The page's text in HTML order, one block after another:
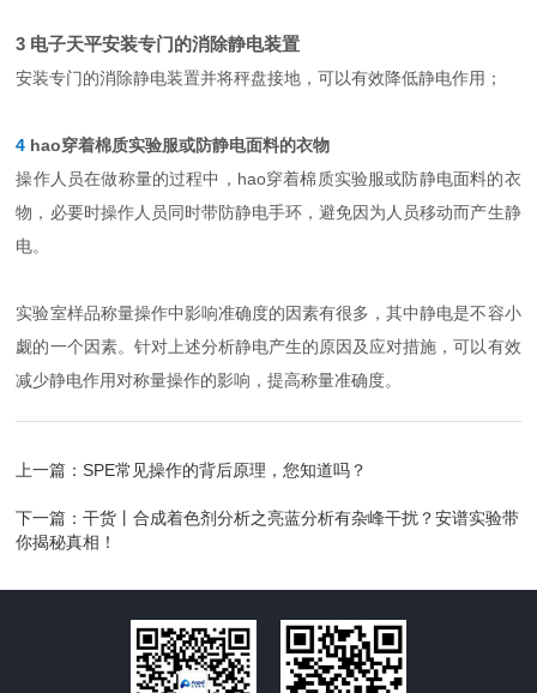
3 电子天平安装专门的消除静电装置
安装专门的消除静电装置并将秤盘接地，可以有效降低静电作用；
4 hao穿着棉质实验服或防静电面料的衣物
操作人员在做称量的过程中，hao穿着棉质实验服或防静电面料的衣
物，必要时操作人员同时带防静电手环，避免因为人员移动而产生静
电。
实验室样品称量操作中影响准确度的因素有很多，其中静电是不容小
觑的一个因素。针对上述分析静电产生的原因及应对措施，可以有效
减少静电作用对称量操作的影响，提高称量准确度。
上一篇：SPE常见操作的背后原理，您知道吗？
下一篇：干货丨合成着色剂分析之亮蓝分析有杂峰干扰？安谱实验带
你揭秘真相！